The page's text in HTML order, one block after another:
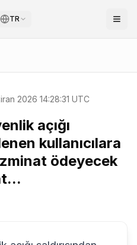
TR
2026 14:28:31 UTC
açığı
kullanıcılara
ödeyecek